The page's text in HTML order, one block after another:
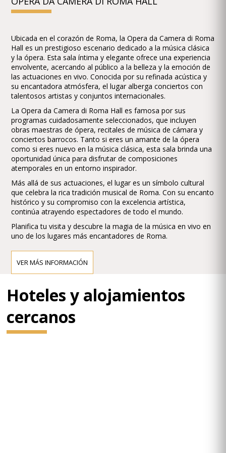
Ubicada en el corazón de Roma, la Opera da Camera di Roma
Hall es un prestigioso escenario dedicado a la música clásica
y la ópera. Esta sala íntima y elegante ofrece una experiencia
envolvente, acercando al público a la belleza y la emoción de
las actuaciones en vivo. Conocida por su refinada acústica y
su encantadora atmósfera, el lugar alberga conciertos con
talentosos artistas y conjuntos internacionales.
La Opera da Camera di Roma Hall es famosa por sus
programas cuidadosamente seleccionados, que incluyen
obras maestras de ópera, recitales de música de cámara y
conciertos barrocos. Tanto si eres un amante de la ópera
como si eres nuevo en la música clásica, esta sala brinda una
oportunidad única para disfrutar de composiciones
atemporales en un entorno inspirador.
Más allá de sus actuaciones, el lugar es un símbolo cultural
que celebra la rica tradición musical de Roma. Con su encanto
histórico y su compromiso con la excelencia artística,
continúa atrayendo espectadores de todo el mundo.
Planifica tu visita y descubre la magia de la música en vivo en
uno de los lugares más encantadores de Roma.
VER MÁS INFORMACIÓN
Hoteles y alojamientos
cercanos